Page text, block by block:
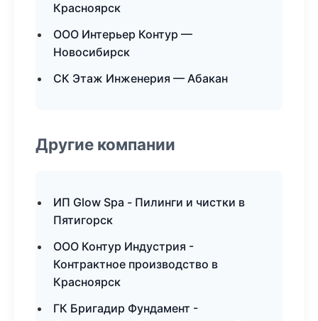
Красноярск
ООО Интерьер Контур —
Новосибирск
СК Этаж Инженерия — Абакан
Другие компании
ИП Glow Spa - Пилинги и чистки в
Пятигорск
ООО Контур Индустрия -
Контрактное производство в
Красноярск
ГК Бригадир Фундамент -